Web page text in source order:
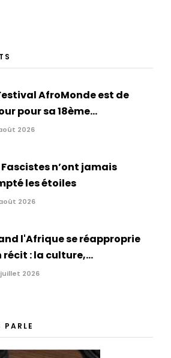
AfroMonde est de
pour sa 18ème...
2026
Fascistes n’ont jamais
les étoiles
2026
l'Afrique se réapproprie
récit : la culture,...
juillet 2026